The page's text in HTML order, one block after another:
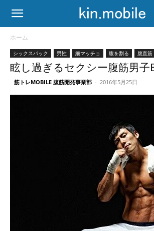
ホーム
シックスパック 男性 細マッチョ 腹を割る 腹直筋
眩し過ぎるセクシー腹筋男子
筋トレMOBILE 腹筋開発事業部 - 2016年5月25日